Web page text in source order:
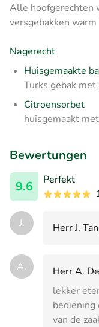
Alle hoofgerechten
versgebakken
Nagerecht
Huisgemaakte
Turks gebak
Citroensorbet
huisgemaakt
Bewertungen
9.6
Perfekt
J. Herr J.
A.
Herr A.
lekker
van de